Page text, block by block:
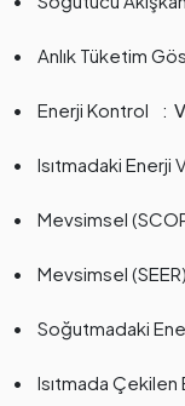
Anlık Tüketim
Enerji Kontrol
Isıtmadaki Enerji
Mevsimsel
Mevsimsel
Soğutmadaki
Isıtmada Çekilen